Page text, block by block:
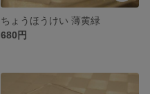
ちょうほうけい 薄黄緑
680円